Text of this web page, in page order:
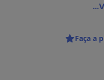
Kidy - Tênis Infantil
MODELO : 1120890
REFERENCIA : 0890139
Faça a